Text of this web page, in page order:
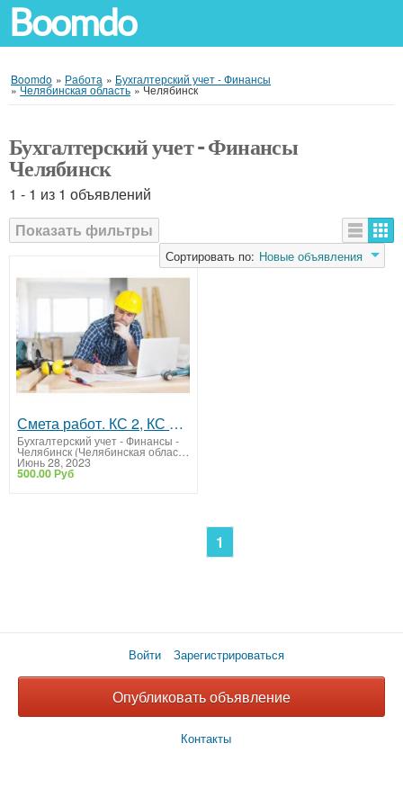
Boomdo
Boomdo » Работа » Бухгалтерский учет - Финансы
»Челябинская область »Челябинск
Бухгалтерский учет - Финансы
Челябинск
1 - 1 из 1 объявлений
Показать фильтры
Сортировать по: Новые объявления
Объявления
Смета работ. КС 2, КС 3. Составление смет
Бухгалтерский учет - Финансы -
Челябинск (Челябинская область)
Июнь 28, 2023
500.00 Руб
1
Войти Зарегистрироваться
Опубликовать объявление
Контакты